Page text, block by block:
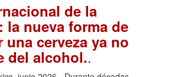
de la
la nueva forma de
cerveza ya no
del alcohol..